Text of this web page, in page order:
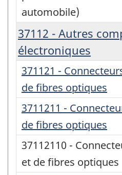
automobile)
37112 - Autres
électroniques
371121 -
de fibres optiques
3711211 -
de fibres optiques
37112110 -
et de fibres optiques